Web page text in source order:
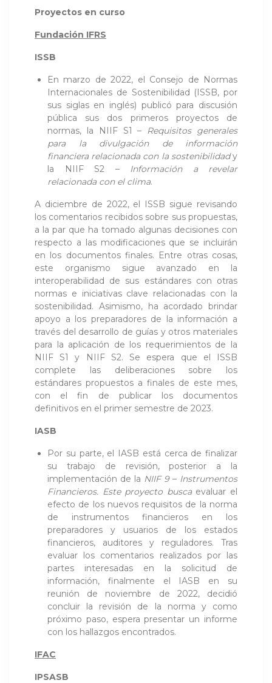
Proyectos en curso
Fundación IFRS
ISSB
En marzo de 2022, el Consejo de Normas
Internacionales de Sostenibilidad (ISSB, por
sus siglas en inglés) publicó para discusión
pública sus dos primeros proyectos de
normas, la NIIF S1 –
Requisitos generales
para la divulgación de información
financiera relacionada con la sostenibilidady
la NIIF S2 –
Información a revelar
relacionada con el clima.
A diciembre de 2022, el ISSB sigue revisando
los comentarios recibidos sobre sus propuestas,
a la par que ha tomado algunas decisiones con
respecto a las modificaciones que se incluirán
en los documentos finales. Entre otras cosas,
este organismo sigue avanzado en la
interoperabilidad de sus estándares con otras
normas e iniciativas clave relacionadas con la
sostenibilidad. Asimismo, ha acordado brindar
apoyo a los preparadores de la información a
través del desarrollo de guías y otros materiales
para la aplicación de los requerimientos de la
NIIF S1 y NIIF S2. Se espera que el ISSB
complete las deliberaciones sobre los
estándares propuestos a finales de este mes,
con el fin de publicar los documentos
definitivos en el primer semestre de 2023.
IASB
Por su parte, el IASB está cerca de finalizar
su trabajo de revisión, posterior a la
implementación de la NIIF 9– Instrumentos
Financieros. Este proyecto buscaevaluar el
efecto de los nuevos requisitos de la norma
de instrumentos financieros en los
preparadores y usuarios de los estados
financieros, auditores y reguladores. Tras
evaluar los comentarios realizados por las
partes interesadas en la solicitud de
información, finalmente el IASB en su
reunión de noviembre de 2022, decidió
concluir la revisión de la norma y como
próximo paso, espera presentar un informe
con los hallazgos encontrados.
IFAC
IPSASB